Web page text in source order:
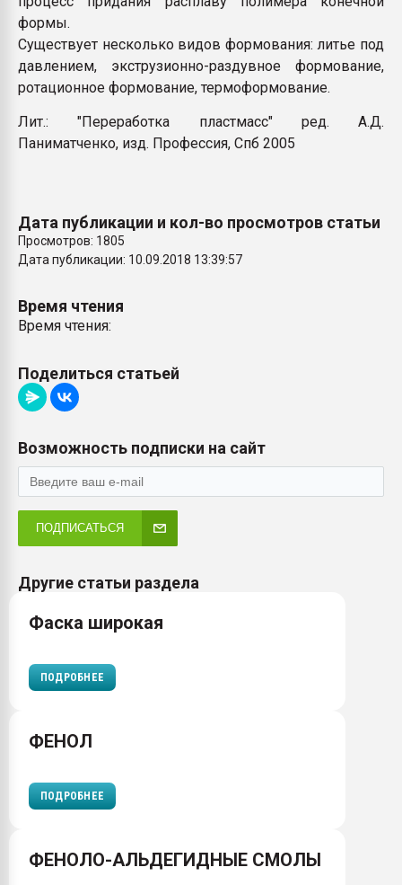
ПЕРЕЙТИ НА
формы.
Существует несколько видов формования: литье под
давлением, экструзионно-раздувное формование,
ротационное формование, термоформование.
Лит.: "Переработка пластмасс" ред. А.Д.
Паниматченко, изд. Профессия, Спб 2005
Дата публикации и кол-во просмотров статьи
Просмотров: 1805
Дата публикации: 10.09.2018 13:39:57
Время чтения
Время чтения:
Поделиться статьей
Возможность подписки на сайт
ПОДПИСАТЬСЯ
Другие статьи раздела
Фаска широкая
ПОДРОБНЕЕ
ФЕНОЛ
ПОДРОБНЕЕ
ФЕНОЛО-АЛЬДЕГИДНЫЕ СМОЛЫ